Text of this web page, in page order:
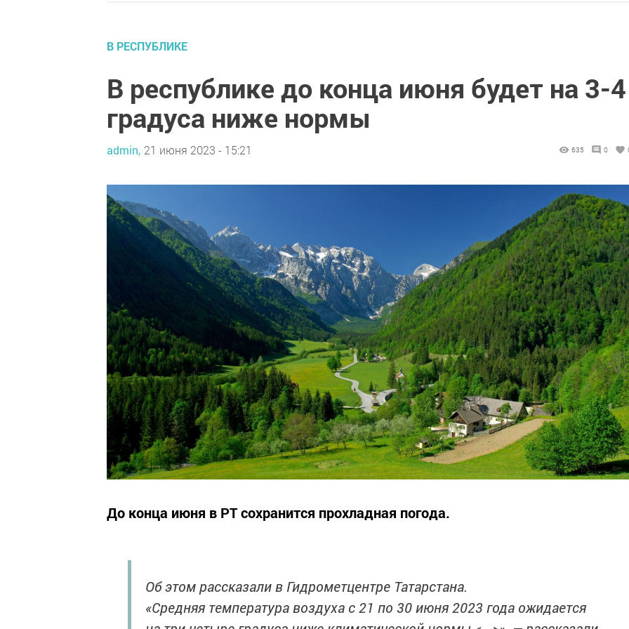
В РЕСПУБЛИКЕ
В республике до конца июня будет на 3-4
градуса ниже нормы
admin, 21 июня 2023 - 15:21 635 0
До конца июня в РТ сохранится прохладная погода.
Об этом рассказали в Гидрометцентре Татарстана.
«Средняя температура воздуха с 21 по 30 июня 2023 года ожидается